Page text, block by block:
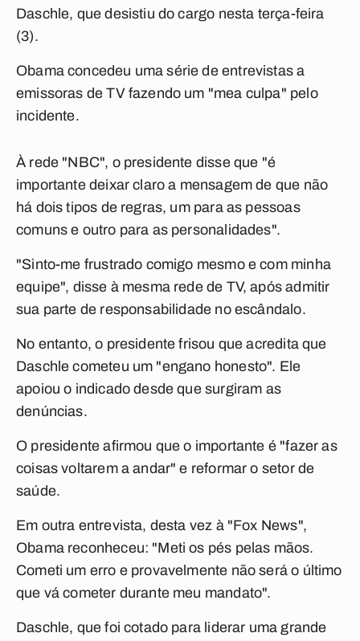
Daschle, que desistiu do cargo nesta terça-feira
(3).
Obama concedeu uma série de entrevistas a
emissoras de TV fazendo um "mea culpa" pelo
incidente.
À rede "NBC", o presidente disse que "é
importante deixar claro a mensagem de que não
há dois tipos de regras, um para as pessoas
comuns e outro para as personalidades".
"Sinto-me frustrado comigo mesmo e com minha
equipe", disse à mesma rede de TV, após admitir
sua parte de responsabilidade no escândalo.
No entanto, o presidente frisou que acredita que
Daschle cometeu um "engano honesto". Ele
apoiou o indicado desde que surgiram as
denúncias.
O presidente afirmou que o importante é "fazer as
coisas voltarem a andar" e reformar o setor de
saúde.
Em outra entrevista, desta vez à "Fox News",
Obama reconheceu: "Meti os pés pelas mãos.
Cometi um erro e provavelmente não será o último
que vá cometer durante meu mandato".
Daschle, que foi cotado para liderar uma grande